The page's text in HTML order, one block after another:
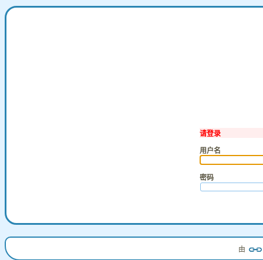
请登录
用户名
密码
由